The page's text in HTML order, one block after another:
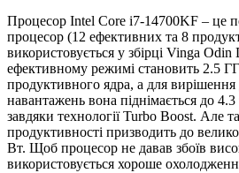
Процесор Intel Core i7-14700KF – це
процесор (12 ефективних та 8
використовується у збірці Vinga
ефективному режимі становить 2.5
продуктивного ядра, а для
навантажень вона піднімається до
завдяки технології Turbo Boost. Але
продуктивності призводить до
Вт. Щоб процесор не давав збоїв
використовується хороше